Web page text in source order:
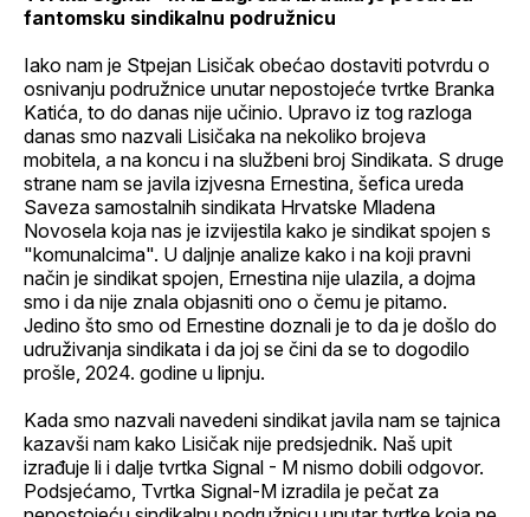
fantomsku sindikalnu podružnicu
Iako nam je Stpejan Lisičak obećao dostaviti potvrdu o
osnivanju podružnice unutar nepostojeće tvrtke Branka
Katića, to do danas nije učinio. Upravo iz tog razloga
danas smo nazvali Lisičaka na nekoliko brojeva
mobitela, a na koncu i na službeni broj Sindikata. S druge
strane nam se javila izjvesna Ernestina, šefica ureda
Saveza samostalnih sindikata Hrvatske Mladena
Novosela koja nas je izvijestila kako je sindikat spojen s
"komunalcima". U daljnje analize kako i na koji pravni
način je sindikat spojen, Ernestina nije ulazila, a dojma
smo i da nije znala objasniti ono o čemu je pitamo.
Jedino što smo od Ernestine doznali je to da je došlo do
udruživanja sindikata i da joj se čini da se to dogodilo
prošle, 2024. godine u lipnju.
Kada smo nazvali navedeni sindikat javila nam se tajnica
kazavši nam kako Lisičak nije predsjednik. Naš upit
izrađuje li i dalje tvrtka Signal - M nismo dobili odgovor.
Podsjećamo, Tvrtka Signal-M izradila je pečat za